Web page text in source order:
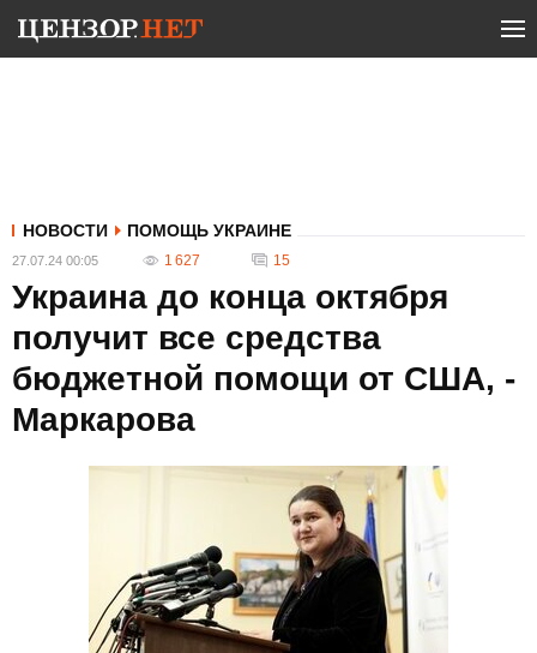
НОВОСТИ ПОМОЩЬ УКРАИНЕ
27.07.24 00:05 1 627 15
Украина до конца октября
получит все средства
бюджетной помощи от США, -
Маркарова